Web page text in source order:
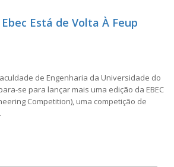
Está de Volta À Feup
de Engenharia da Universidade do
se para lançar mais uma edição da EBEC
Competition), uma competição de